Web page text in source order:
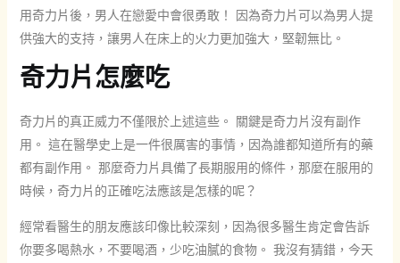
用奇力片後，男人在戀愛中會很勇敢！ 因為奇力片可以為男人提
供強大的支持，讓男人在床上的火力更加強大，堅韌無比。
奇力片怎麼吃
奇力片的真正威力不僅限於上述這些。 關鍵是奇力片沒有副作
用。 這在醫學史上是一件很厲害的事情，因為誰都知道所有的藥
都有副作用。 那麼奇力片具備了長期服用的條件，那麼在服用的
時候，奇力片的正確吃法應該是怎樣的呢？
經常看醫生的朋友應該印像比較深刻，因為很多醫生肯定會告訴
你要多喝熱水，不要喝酒，少吃油膩的食物。 我沒有猜錯，今天